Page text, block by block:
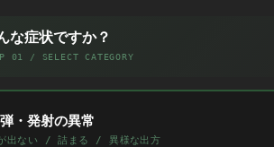
な症状ですか？
01 / SELECT CATEGORY
・発射の異常
出ない / 詰まる / 異様な出方